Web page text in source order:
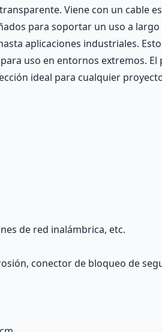
Viene con un cable
para soportar un uso a
aplicaciones industriales.
uso en entornos extremos.
ideal para cualquier
de red inalámbrica, etc.
conector de bloqueo de